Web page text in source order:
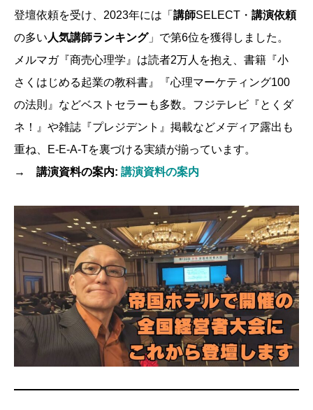
登壇依頼を受け、2023年には「 講師SELECT・ 講演依頼
の多い 人気講師ランキング」で第6位を獲得しました。
メルマガ『商売心理学』は読者2万人を抱え、書籍『小
さくはじめる起業の教科書』『心理マーケティング100
の法則』などベストセラーも多数。フジテレビ『とくダ
ネ！』や雑誌『プレジデント』掲載などメディア露出も
重ね、E-E-A-Tを裏づける実績が揃っています。
→ 講演資料の案内: 講演資料の案内